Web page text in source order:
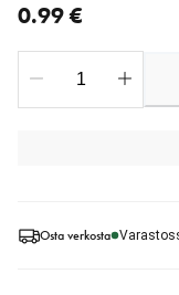
Osta verkosta
0.99 €